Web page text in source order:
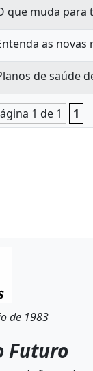
que muda para
as
de saúde
1 de 1 1
de 1983
Futuro